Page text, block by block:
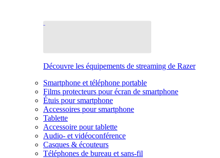
Découvre les équipements de streaming de Razer
Smartphone et téléphone portable
Films protecteurs pour écran de smartphone
Étuis pour smartphone
Accessoires pour smartphone
Tablette
Accessoire pour tablette
Audio- et vidéoconférence
Casques & écouteurs
Téléphones de bureau et sans-fil